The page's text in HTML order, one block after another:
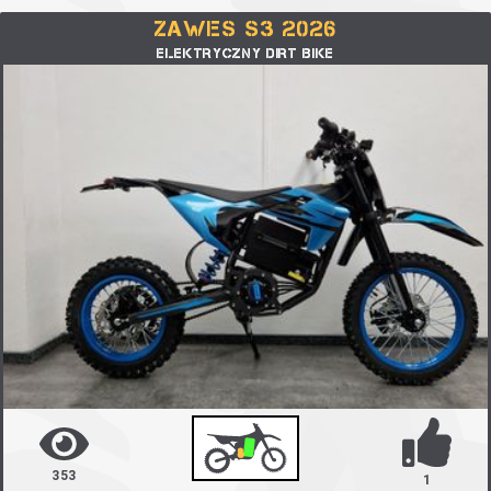
ZAWES S3 2026
ELEKTRYCZNY DIRT BIKE
353 1